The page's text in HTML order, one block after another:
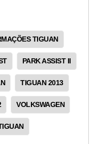
TIGUAN
PARK ASSIST II
TIGUAN 2013
VOLKSWAGEN